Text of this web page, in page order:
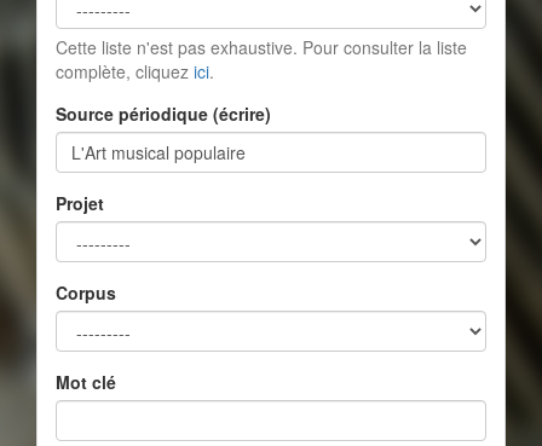
Cette liste n'est pas exhaustive. Pour consulter la liste
complète, cliquez ici.
Source périodique (écrire)
Projet
Corpus
Mot clé